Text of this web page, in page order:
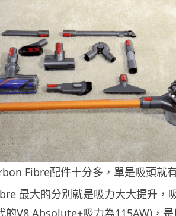
Fibre配件十分多，單是吸頭就
最大的分別就是吸力大大提升，